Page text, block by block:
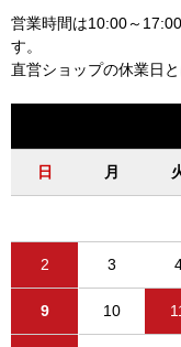
営業時間は10:00～17:00
す。
直営ショップの休業日と
日 月
2 3
9 10